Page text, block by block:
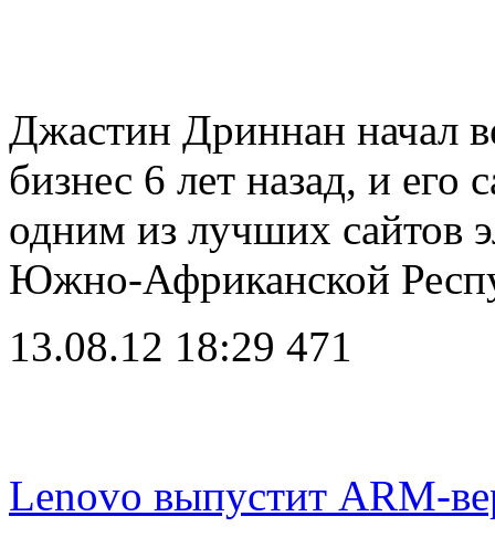
Джастин Дриннан начал
бизнес 6 лет назад, и его
одним из лучших сайтов
Южно-Африканской
13.08.12 18:29 471
Lenovo выпустит ARM-